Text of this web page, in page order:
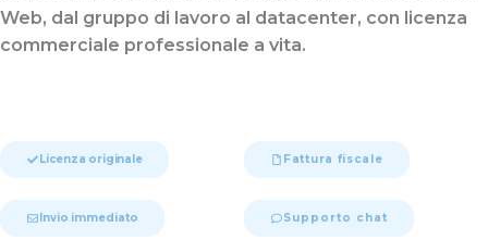
Web, dal gruppo di lavoro al datacenter, con licenza
commerciale professionale a vita.
Licenza originale Fattura fiscale
Invio immediato Supporto chat